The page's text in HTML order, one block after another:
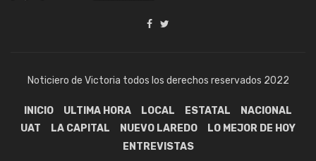
Noticiero de Victoria todos los derechos reservados 2022
INICIO ULTIMA HORA LOCAL ESTATAL
NACIONAL
UAT
LA CAPITAL NUEVO LAREDO
LO MEJOR DE HOY
ENTREVISTAS